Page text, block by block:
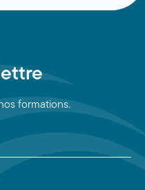
formations.